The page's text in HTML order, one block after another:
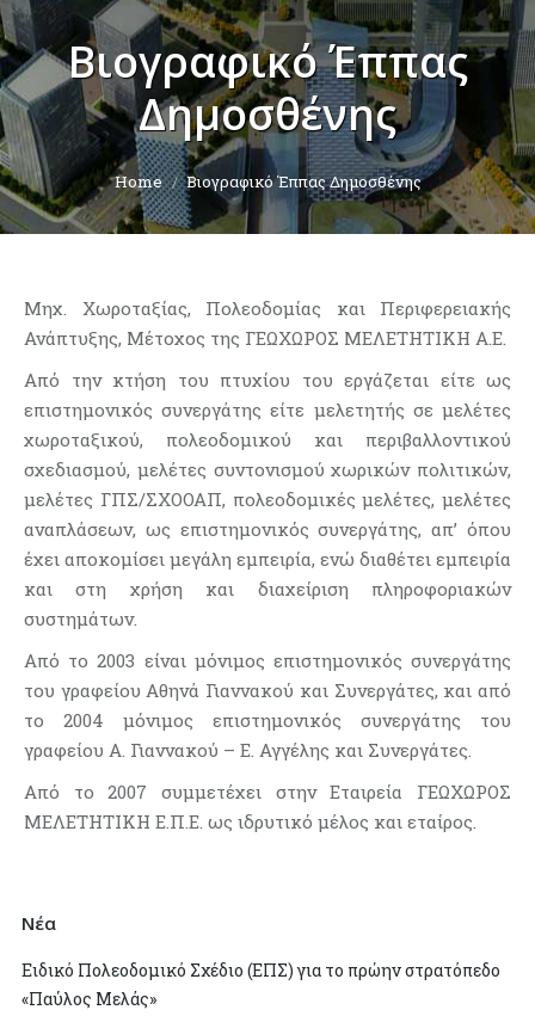
Βιογραφικό Έππας
Δημοσθένης
You are here:
Home Βιογραφικό Έππας Δημοσθένης
Μηχ. Χωροταξίας, Πολεοδομίας και Περιφερειακής
Ανάπτυξης, Μέτοχος της ΓΕΩΧΩΡΟΣ ΜΕΛΕΤΗΤΙΚΗ Α.Ε.
Από την κτήση του πτυχίου του εργάζεται είτε ως
επιστημονικός συνεργάτης είτε μελετητής σε μελέτες
χωροταξικού, πολεοδομικού και περιβαλλοντικού
σχεδιασμού, μελέτες συντονισμού χωρικών πολιτικών,
μελέτες ΓΠΣ/ΣΧΟΟΑΠ, πολεοδομικές μελέτες, μελέτες
αναπλάσεων, ως επιστημονικός συνεργάτης, απ’ όπου
έχει αποκομίσει μεγάλη εμπειρία, ενώ διαθέτει εμπειρία
και στη χρήση και διαχείριση πληροφοριακών
συστημάτων.
Από το 2003 είναι μόνιμος επιστημονικός συνεργάτης
του γραφείου Αθηνά Γιαννακού και Συνεργάτες, και από
το 2004 μόνιμος επιστημονικός συνεργάτης του
γραφείου Α. Γιαννακού – Ε. Αγγέλης και Συνεργάτες.
Από το 2007 συμμετέχει στην Εταιρεία ΓΕΩΧΩΡΟΣ
ΜΕΛΕΤΗΤΙΚΗ Ε.Π.Ε. ως ιδρυτικό μέλος και εταίρος.
Νέα
Ειδικό Πολεοδομικό Σχέδιο (ΕΠΣ) για το πρώην στρατόπεδο
«Παύλος Μελάς»